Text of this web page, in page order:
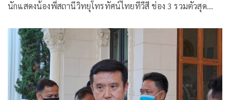
นักแสดงน้องพี่สถานีวิทยุโทรทัศน์ไทยทีวีสี ช่อง 3 รวมตัวสุด
สมรักษ์ ณรงค์วิชัย รองกรรมการผู้อำนวยการ สำนักผลิตรายการ
บริษัท บีอีซี เวิลด์ จำกัด (มหาชน) เนื่องในเทศกาลสงกรานต์
2566